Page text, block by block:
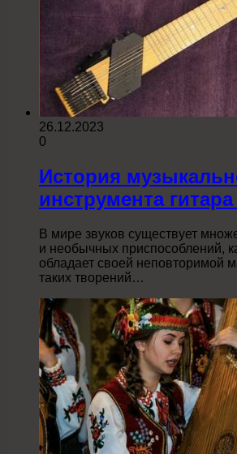
26.12.2023
0
История
инструмента
В мире звуков существует
и необычных приспособлений,
обладает своей неповторимой
таких творений…